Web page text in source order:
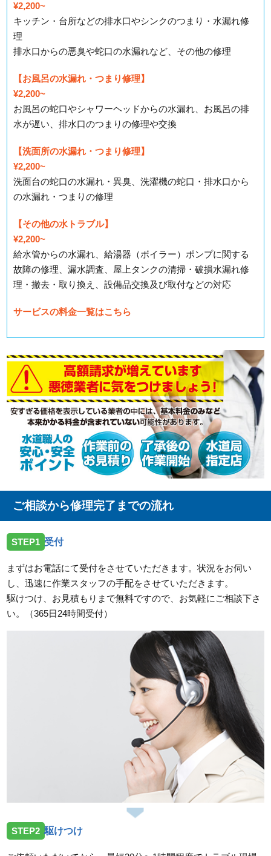
¥2,200~
キッチン・台所などの排水口やシンクのつまり・水漏れ修
理
排水口からの悪臭や蛇口の水漏れなど、その他の修理
【お風呂の水漏れ・つまり修理】
¥2,200~
お風呂の蛇口やシャワーヘッドからの水漏れ、お風呂の排
水が遅い、排水口のつまりの修理や交換
【洗面所の水漏れ・つまり修理】
¥2,200~
洗面台の蛇口の水漏れ・異臭、洗濯機の蛇口・排水口から
の水漏れ・つまりの修理
【その他の水トラブル】
¥2,200~
給水管からの水漏れ、給湯器（ボイラー）ポンプに関する
故障の修理、漏水調査、屋上タンクの清掃・破損水漏れ修
理・撤去・取り換え、設備品交換及び取付などの対応
サービスの料金一覧はこちら
ご相談から修理完了までの流れ
STEP1 受付
まずはお電話にて受付をさせていただきます。状況をお伺い
し、迅速に作業スタッフの手配をさせていただきます。
駆けつけ、お見積もりまで無料ですので、お気軽にご相談下さ
い。（365日24時間受付）
STEP2 駆けつけ